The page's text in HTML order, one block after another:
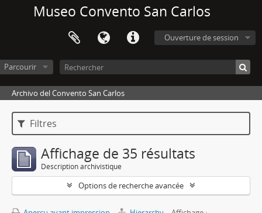
Museo Convento San Carlos
Ouverture de session
Parcourir
Archivo del Convento San Carlos
Filtres
Affichage de 35 résultats
Description archivistique
Options de recherche avancée